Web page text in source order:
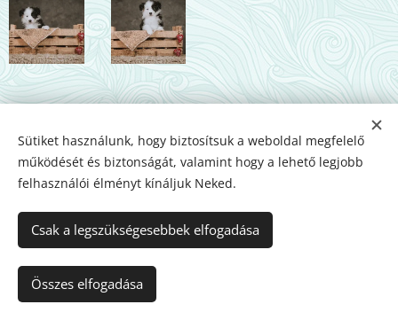
Az oldalt a működteti
Magyar
Sütiket használunk, hogy biztosítsuk a weboldal megfelelő
működését és biztonságát, valamint hogy a lehető legjobb
felhasználói élményt kínáljuk Neked.
Csak a legszükségesebbek elfogadása
Összes elfogadása